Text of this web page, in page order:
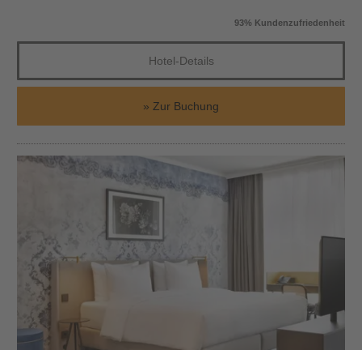
93% Kundenzufriedenheit
Hotel-Details
Zur Buchung